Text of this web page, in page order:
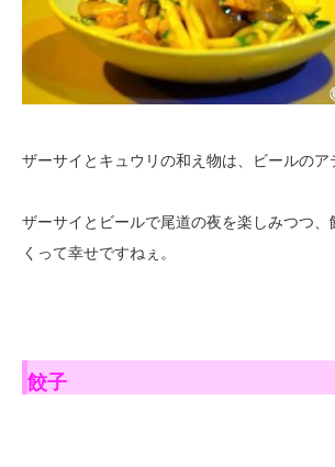
ザーサイとキュウリの和え物は、ビールのア
ザーサイとビールで尾道の夜を楽しみつつ
くって幸せですねぇ。
餃子